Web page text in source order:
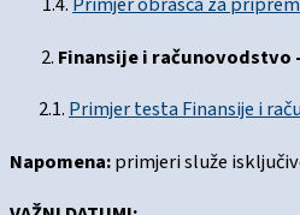
Finansije i računovodstvo
2.1.Primjer testa Finansije i
Napomena:primjeri služe